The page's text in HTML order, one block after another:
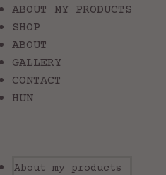
ABOUT MY PRODUCTS
SHOP
ABOUT
GALLERY
CONTACT
HUN
About my products